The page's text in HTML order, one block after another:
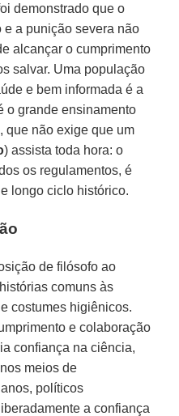
demonstrado que o
e a punição severa não
alcançar o cumprimento
salvar. Uma população
e bem informada é a
o grande ensinamento
que não exige que um
) assista toda hora: o
os regulamentos, é
longo ciclo histórico.
de filósofo ao
comuns às
costumes higiênicos.
e colaboração
confiança na ciência,
meios de
políticos
a confiança